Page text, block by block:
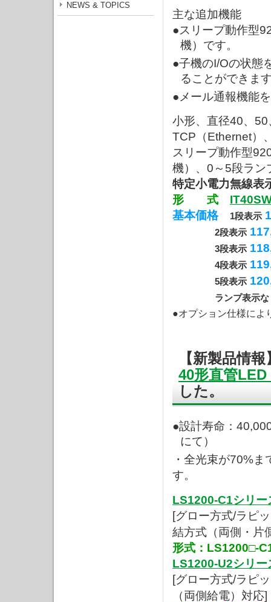
NEWS & TOPICS
主な追加機能
●スリープ動作型
機）です。
●子機のI/Oの状態
ることができま
●メール通報機能
小形、直径40、
TCP（Ethernet）
スリープ動作型
機）、0～5段ラン
特定小電力無線表
形 式
基本価格
1段表示
2段表示
3段表示
4段表示
5段表示
ランプ表示な
●オプション仕様によ
【新製品情報
40形直管
した。
●設計寿命：
にて）
・全光束が70%
す。
LS1200-C1シリー
[グロー方式/ラピ
結方式（両側・片
形式：LS1200□-
LS1200-U2シリー
[グロー方式/ラピ
（両側給電）対応]